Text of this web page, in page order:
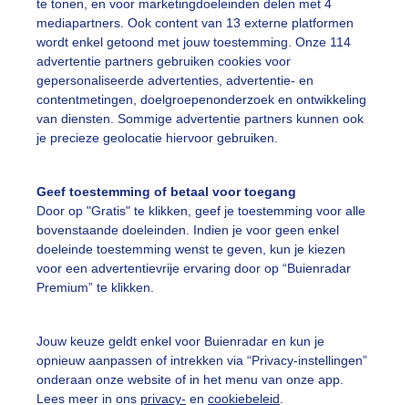
te tonen, en voor marketingdoeleinden delen met 4
mediapartners. Ook content van 13 externe platformen
wordt enkel getoond met jouw toestemming. Onze 114
advertentie partners gebruiken cookies voor
gepersonaliseerde advertenties, advertentie- en
contentmetingen, doelgroepenonderzoek en ontwikkeling
van diensten. Sommige advertentie partners kunnen ook
je precieze geolocatie hiervoor gebruiken.
Geef toestemming of betaal voor toegang
Door op "Gratis" te klikken, geef je toestemming voor alle
bovenstaande doeleinden. Indien je voor geen enkel
doeleinde toestemming wenst te geven, kun je kiezen
voor een advertentievrije ervaring door op “Buienradar
Premium” te klikken.
Jouw keuze geldt enkel voor Buienradar en kun je
opnieuw aanpassen of intrekken via “Privacy-instellingen”
onderaan onze website of in het menu van onze app.
Lees meer in ons privacy- en cookiebeleid
slideshow
vragen
Mijn weer
De Bilt